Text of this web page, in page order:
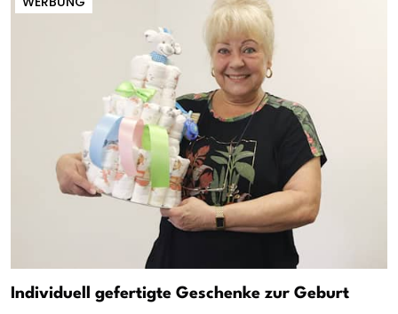
Individuell gefertigte Geschenke zur Geburt